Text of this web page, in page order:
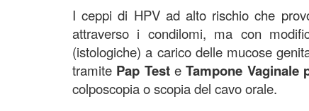
I ceppi di HPV ad alto rischio che
attraverso i condilomi, ma con
(istologiche) a carico delle mucose
tramite Pap Teste Tampone Vaginale
colposcopia o scopia del cavo orale.